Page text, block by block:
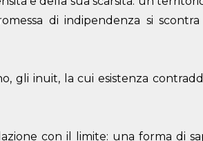
di indipendenza si
gli inuit, la cui esistenza
con il limite: una forma di